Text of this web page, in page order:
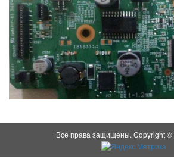
Все права защищены. Copyright ©